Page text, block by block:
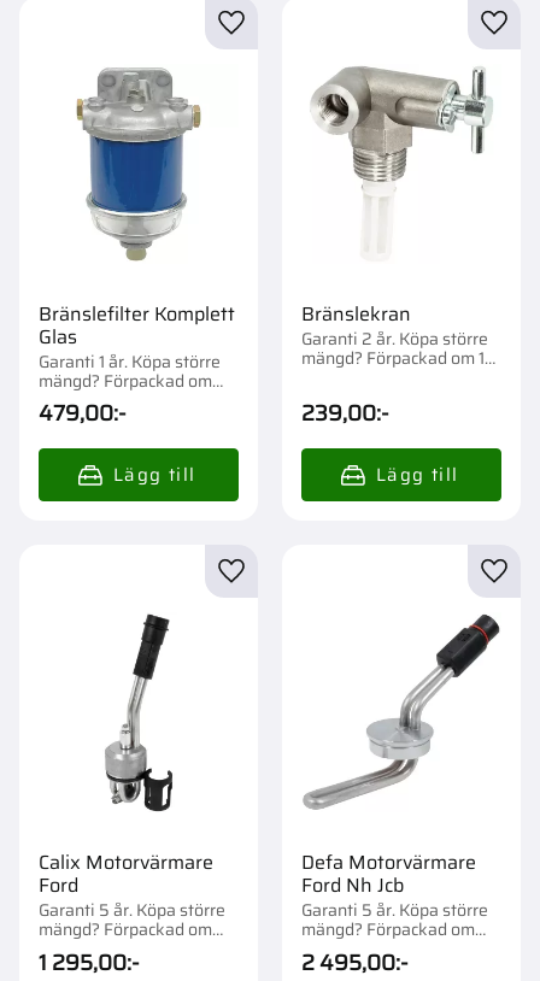
Bränslefilter Komplett
Glas
Garanti 1 år. Köpa större
mängd? Förpackad om
1/15 st.
479,00:-
Lägg till i favoriter
Bränslekran
Garanti 2 år. Köpa större
mängd? Förpackad om 1
239,00:-
Calix Motorvärmare
Ford
Garanti 5 år. Köpa större
mängd? Förpackad om
1/10 st.
1 295,00:-
Lägg till i favoriter
Defa Motorvärmare
Ford Nh Jcb
Garanti 5 år. Köpa större
mängd? Förpackad om
1/16 st.
2 495,00:-